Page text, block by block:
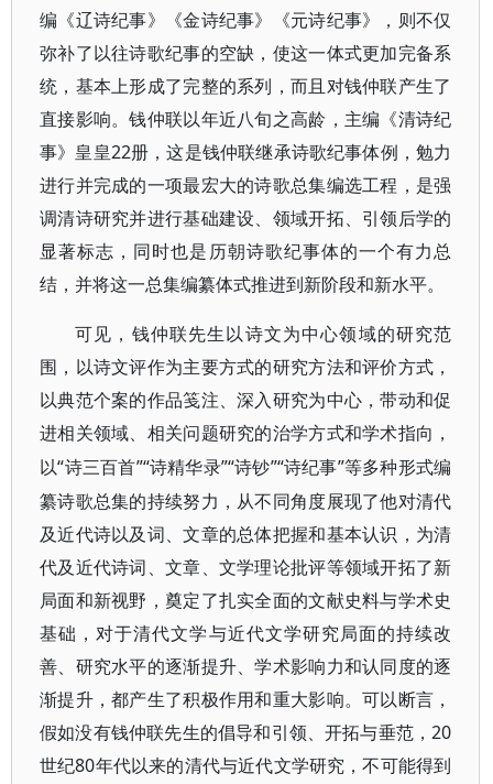
编《辽诗纪事》《金诗纪事》《元诗纪事》，则不仅
弥补了以往诗歌纪事的空缺，使这一体式更加完备系
统，基本上形成了完整的系列，而且对钱仲联产生了
直接影响。钱仲联以年近八旬之高龄，主编《清诗纪
事》皇皇22册，这是钱仲联继承诗歌纪事体例，勉力
进行并完成的一项最宏大的诗歌总集编选工程，是强
调清诗研究并进行基础建设、领域开拓、引领后学的
显著标志，同时也是历朝诗歌纪事体的一个有力总
结，并将这一总集编纂体式推进到新阶段和新水平。
可见，钱仲联先生以诗文为中心领域的研究范
围，以诗文评作为主要方式的研究方法和评价方式，
以典范个案的作品笺注、深入研究为中心，带动和促
进相关领域、相关问题研究的治学方式和学术指向，
以“诗三百首”“诗精华录”“诗钞”“诗纪事”等多种形式编
纂诗歌总集的持续努力，从不同角度展现了他对清代
及近代诗以及词、文章的总体把握和基本认识，为清
代及近代诗词、文章、文学理论批评等领域开拓了新
局面和新视野，奠定了扎实全面的文献史料与学术史
基础，对于清代文学与近代文学研究局面的持续改
善、研究水平的逐渐提升、学术影响力和认同度的逐
渐提升，都产生了积极作用和重大影响。可以断言，
假如没有钱仲联先生的倡导和引领、开拓与垂范，20
世纪80年代以来的清代与近代文学研究，不可能得到